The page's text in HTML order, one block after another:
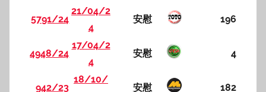
5791/24
21/04/2
4
安慰 196
4948/24
17/04/2
4
安慰 4
942/23
18/10/
安慰 182